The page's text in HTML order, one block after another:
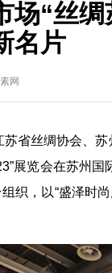
场“丝
名片
网
省丝绸协会、
展览会在苏州
织，以“盛泽时